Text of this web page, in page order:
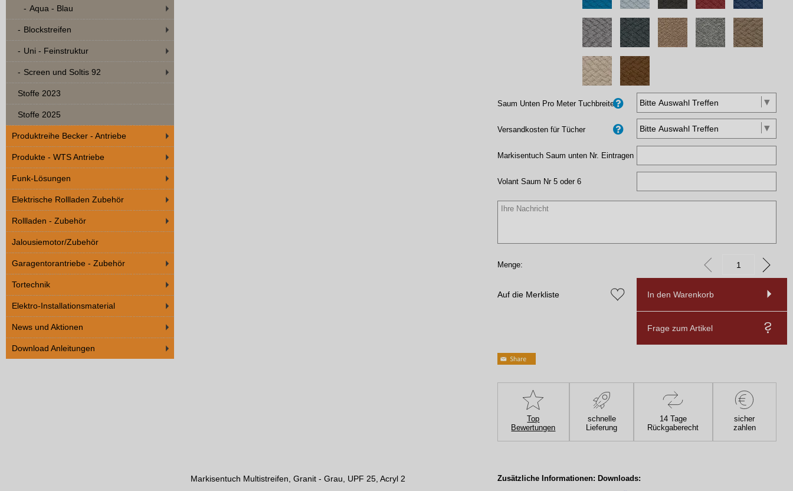
Aqua - Blau
Blockstreifen
Uni - Feinstruktur
Screen und Soltis 92
Stoffe 2023
Stoffe 2025
Produktreihe Becker - Antriebe
Produkte - WTS Antriebe
Funk-Lösungen
Elektrische Rollladen Zubehör
Rollladen - Zubehör
Jalousiemotor/Zubehör
Garagentorantriebe - Zubehör
Tortechnik
Elektro-Installationsmaterial
News und Aktionen
Download Anleitungen
Saum Unten Pro Meter Tuchbreite
Versandkosten für Tücher
Markisentuch Saum unten Nr. Eintragen
Volant Saum Nr 5 oder 6
Menge:
Auf die Merkliste In den Warenkorb
Frage zum Artikel
Top
Bewertungen
schnelle
Lieferung
14 Tage
Rückgaberecht
sicher
zahlen
Markisentuch Multistreifen, Granit - Grau, UPF 25, Acryl 2
Zusätzliche Informationen: Downloads: